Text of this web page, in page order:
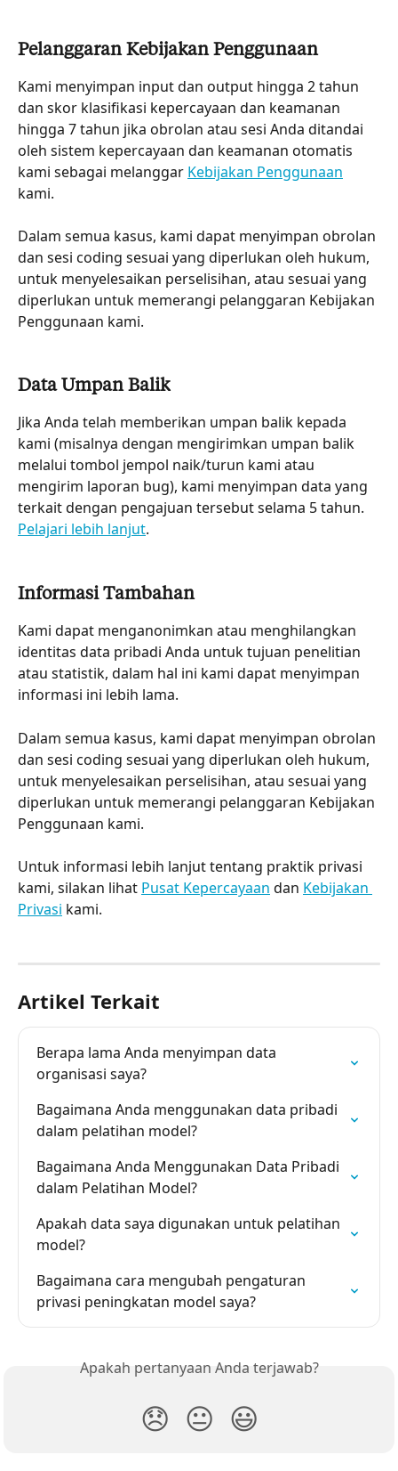
Pelanggaran Kebijakan Penggunaan
Kami menyimpan input dan output hingga 2 tahun
dan skor klasifikasi kepercayaan dan keamanan
hingga 7 tahun jika obrolan atau sesi Anda ditandai
oleh sistem kepercayaan dan keamanan otomatis
kami sebagai melanggar Kebijakan Penggunaan
kami.
Dalam semua kasus, kami dapat menyimpan obrolan
dan sesi coding sesuai yang diperlukan oleh hukum,
untuk menyelesaikan perselisihan, atau sesuai yang
diperlukan untuk memerangi pelanggaran Kebijakan
Penggunaan kami.
Data Umpan Balik
Jika Anda telah memberikan umpan balik kepada
kami (misalnya dengan mengirimkan umpan balik
melalui tombol jempol naik/turun kami atau
mengirim laporan bug), kami menyimpan data yang
terkait dengan pengajuan tersebut selama 5 tahun.
Pelajari lebih lanjut.
Informasi Tambahan
Kami dapat menganonimkan atau menghilangkan
identitas data pribadi Anda untuk tujuan penelitian
atau statistik, dalam hal ini kami dapat menyimpan
informasi ini lebih lama.
Dalam semua kasus, kami dapat menyimpan obrolan
dan sesi coding sesuai yang diperlukan oleh hukum,
untuk menyelesaikan perselisihan, atau sesuai yang
diperlukan untuk memerangi pelanggaran Kebijakan
Penggunaan kami.
Untuk informasi lebih lanjut tentang praktik privasi
kami, silakan lihat Pusat Kepercayaan dan Kebijakan
Privasi kami.
Artikel Terkait
Berapa lama Anda menyimpan data
organisasi saya?
Bagaimana Anda menggunakan data pribadi
dalam pelatihan model?
Bagaimana Anda Menggunakan Data Pribadi
dalam Pelatihan Model?
Apakah data saya digunakan untuk pelatihan
model?
Bagaimana cara mengubah pengaturan
privasi peningkatan model saya?
Apakah pertanyaan Anda terjawab?
😞 😐 😃